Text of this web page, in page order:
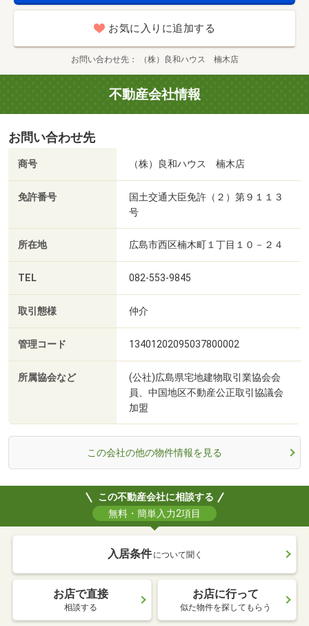
お気に入りに追加する
お問い合わせ先 （株）良和ハウス 楠木店
不動産会社情報
お問い合わせ先
商号 （株）良和ハウス 楠木店
免許番号
国土交通大臣免許（２）第９１１３
号
所在地 広島市西区楠木町１丁目１０－２４
TEL 082-553-9845
取引態様 仲介
管理コード 13401202095037800002
所属協会など
(公社)広島県宅地建物取引業協会会
員、中国地区不動産公正取引協議会
加盟
この会社の他の物件情報を見る
この不動産会社に相談する
無料・簡単入力2項目
入居条件 について聞く
お店で直接
相談する
お店に行って
似た物件を探してもらう